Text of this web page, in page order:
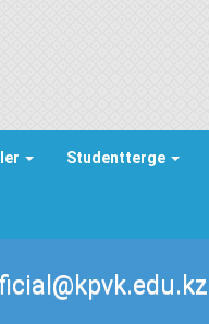
Studentterge